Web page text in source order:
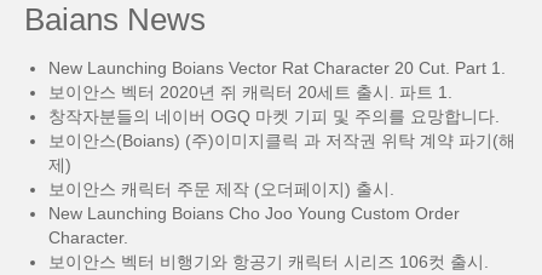
Baians News
New Launching Boians Vector Rat Character 20 Cut. Part 1.
보이안스 벡터 2020년 쥐 캐릭터 20세트 출시. 파트 1.
창작자분들의 네이버 OGQ 마켓 기피 및 주의를 요망합니다.
보이안스(Boians) (주)이미지클릭 과 저작권 위탁 계약 파기(해
제)
보이안스 캐릭터 주문 제작 (오더페이지) 출시.
New Launching Boians Cho Joo Young Custom Order
Character.
보이안스 벡터 비행기와 항공기 캐릭터 시리즈 106컷 출시.